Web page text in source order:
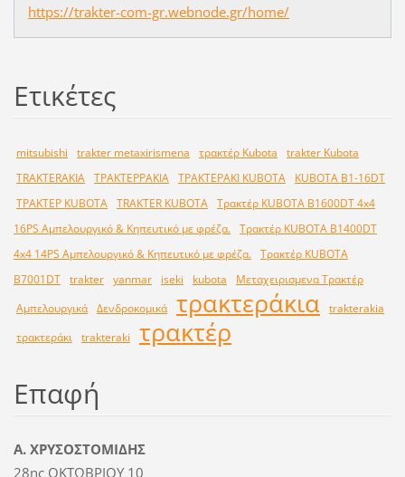
https://trakter-com-gr.webnode.gr/home/
Ετικέτες
mitsubishi trakter metaxirismena τρακτέρ Kubota
trakter Kubota
TRAKTERAKIA ΤΡΑΚΤΕΡΡΑΚΙΑ ΤΡΑΚΤΕΡΑΚΙ KUBOTA
KUBOTA B1-16DT
ΤΡΑΚΤΕΡ KUBOTA TRAKTER KUBOTA Τρακτέρ KUBOTA B1600DT 4x4
16PS Αμπελουργικό & Κηπευτικό με φρέζα. Τρακτέρ KUBOTA B1400DT
4x4 14PS Αμπελουργικό & Κηπευτικό με φρέζα. Τρακτέρ KUBOTA
B7001DT trakter yanmar iseki kubota
Μεταχειρισμενα Τρακτέρ
Αμπελουργικά Δενδροκομικά τρακτεράκια trakterakia
τρακτεράκι trakteraki τρακτέρ
Επαφή
Α. ΧΡΥΣΟΣΤΟΜΙΔΗΣ
28ης ΟΚΤΩΒΡΙΟΥ 10